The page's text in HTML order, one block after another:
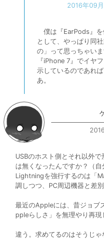
2016年09
僕は『EarPods』を
として、やっぱり同
の」って思っちゃいま
『iPhone 7』でイヤ
示しているのであれ
あ。
USBのホスト側とそれ以外
は無くなったんですか？（
Lightningを強行するのは「
調しつつ、PC周辺機器と差
最近のAppleには、昔ジョブ
ppleらしさ」を無理やり再現
違う。求めてるのはそうじゃ